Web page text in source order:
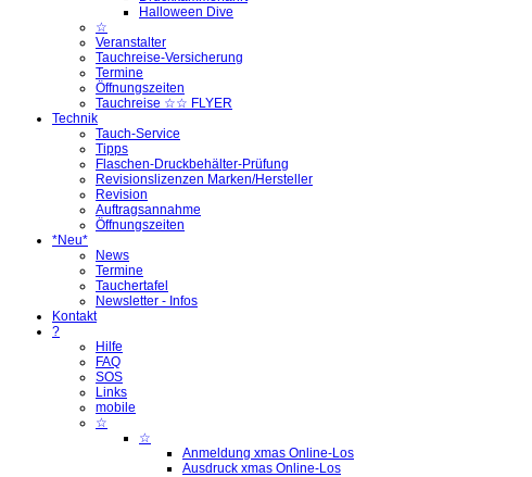
Halloween Dive
☆
Veranstalter
Tauchreise-Versicherung
Termine
Öffnungszeiten
Tauchreise ☆☆ FLYER
Technik
Tauch-Service
Tipps
Flaschen-Druckbehälter-Prüfung
Revisionslizenzen Marken/Hersteller
Revision
Auftragsannahme
Öffnungszeiten
*Neu*
News
Termine
Tauchertafel
Newsletter - Infos
Kontakt
?
Hilfe
FAQ
SOS
Links
mobile
☆
☆
Anmeldung xmas Online-Los
Ausdruck xmas Online-Los